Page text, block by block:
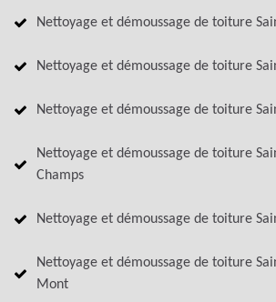
Nettoyage et démoussage de toiture
Nettoyage et démoussage de toiture
Nettoyage et démoussage de toiture
Nettoyage et démoussage de toiture
Champs
Nettoyage et démoussage de toiture
Nettoyage et démoussage de toiture
Mont